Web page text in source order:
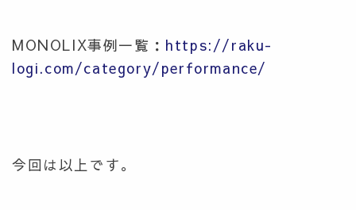
MONOLIX事例一覧： https://raku-
logi.com/category/performance/
今回は以上です。